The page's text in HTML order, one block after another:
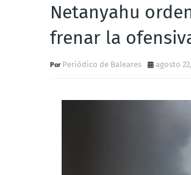
Netanyahu
frenar la
Periódico de Baleares agosto